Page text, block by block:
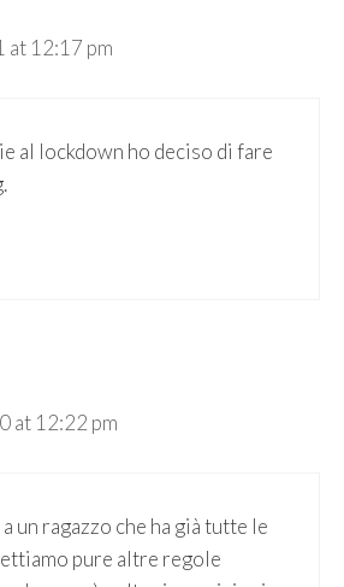
at 12:17 pm
al lockdown ho deciso di fare
at 12:22 pm
a un ragazzo che ha già tutte le
pure altre regole